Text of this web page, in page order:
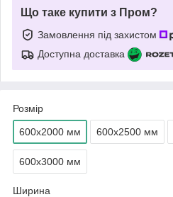
Що таке купити з Пром?
Замовлення під захистом
Доступна доставка
Розмір
600х2000 мм 600х2500 мм
600х3000 мм
Ширина